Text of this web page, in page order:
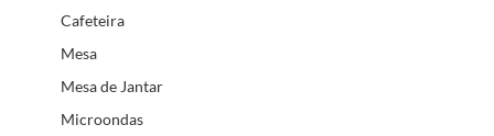
Cafeteira
Mesa
Mesa de Jantar
Microondas